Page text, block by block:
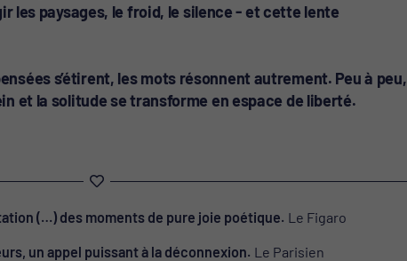
les paysages, le froid, le silence - et cette lente
s’étirent, les mots résonnent autrement. Peu à peu,
et la solitude se transforme en espace de liberté.
(…) des moments de pure joie poétique. Le Figaro
un appel puissant à la déconnexion. Le Parisien